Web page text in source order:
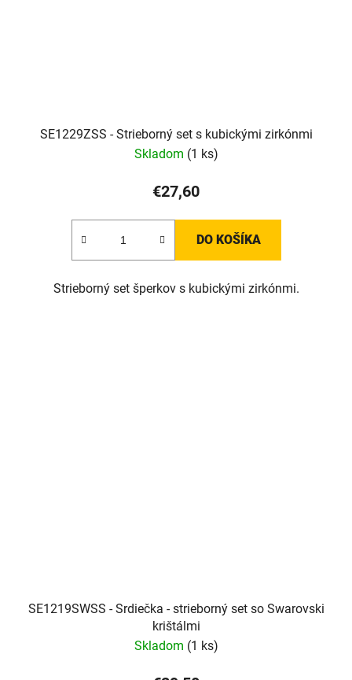
SE1229ZSS - Strieborný set s kubickými zirkónmi
Skladom (1 ks)
€27,60
DO KOŠÍKA
Strieborný set šperkov s kubickými zirkónmi.
SE1219SWSS - Srdiečka - strieborný set so Swarovski
krištálmi
Skladom (1 ks)